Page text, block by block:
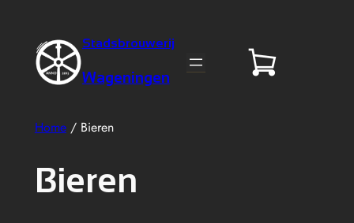
Stadsbrouwerij
Wageningen
Home/ Bieren
Bieren